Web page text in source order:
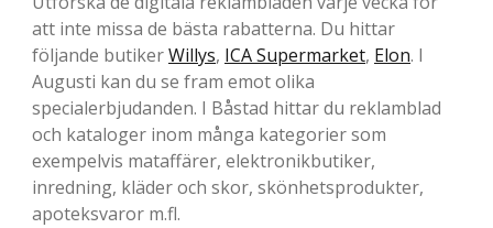
att inte missa de bästa rabatterna. Du hittar
följande butikerWillys, ICA Supermarket, Elon. I
Augusti kan du se fram emot olika
specialerbjudanden. I Båstad hittar du reklamblad
och kataloger inom många kategorier som
exempelvis mataffärer, elektronikbutiker,
inredning, kläder och skor, skönhetsprodukter,
apoteksvaror m.fl.